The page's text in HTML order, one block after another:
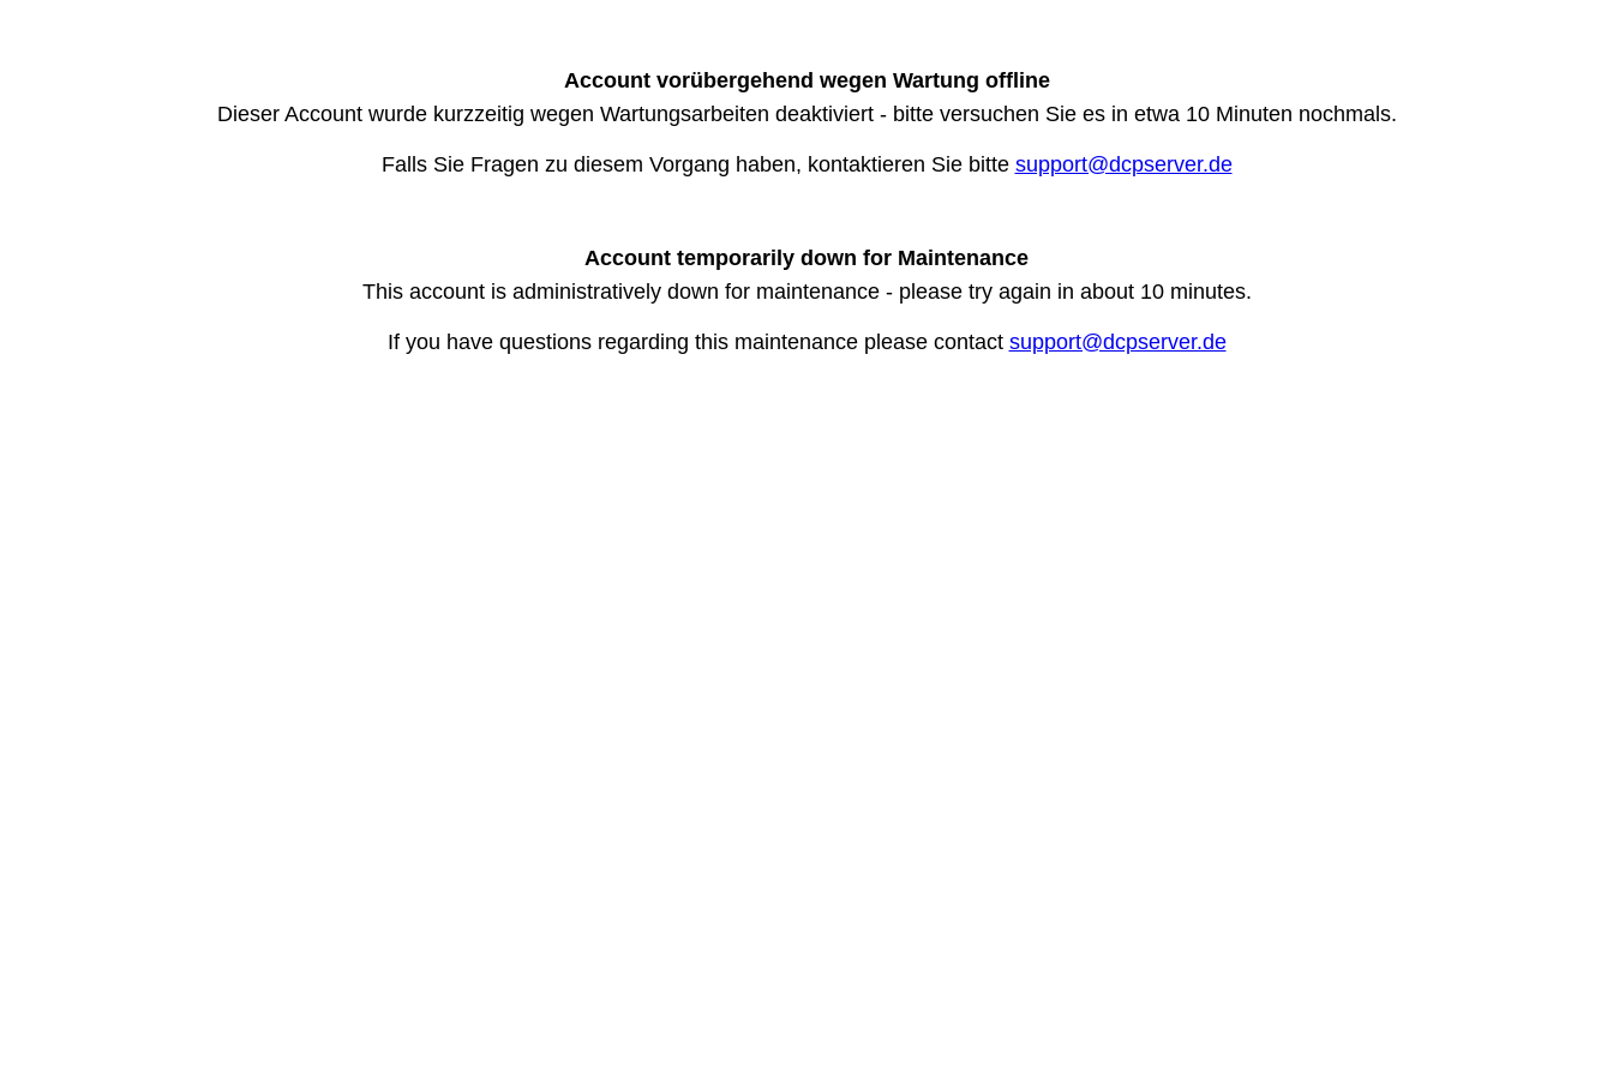
Account vorübergehend wegen Wartung offline
Dieser Account wurde kurzzeitig wegen Wartungsarbeiten deaktiviert - bitte versuchen Sie es in etwa 10 Minuten nochmals.
Falls Sie Fragen zu diesem Vorgang haben, kontaktieren Sie bitte support@dcpserver.de
Account temporarily down for Maintenance
This account is administratively down for maintenance - please try again in about 10 minutes.
If you have questions regarding this maintenance please contact support@dcpserver.de